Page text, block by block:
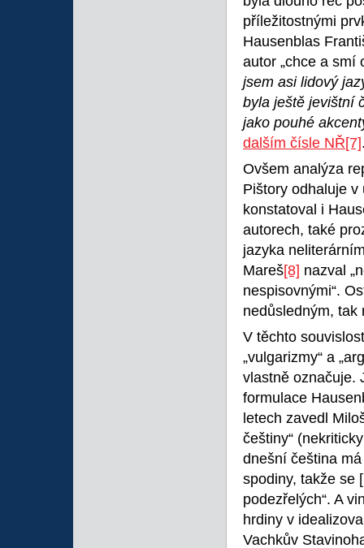
příležitostnými
Hausenblas
autor „chce a smí
jsem asi lidový
byla ještě jevištní
jako pouhé
dalším čísle NŘ[7]
Ovšem analýza
Pištory odhaluje v
konstatoval i
autorech, také
jazyka
Mareš[8] nazval
nespisovnými“.
nedůsledným, tak
V těchto
„vulgarizmy“ a
vlastně označuje.
formulace
letech zavedl
češtiny“
dnešní čeština
spodiny, takže se
podezřelých“. A
hrdiny v
Vachkův